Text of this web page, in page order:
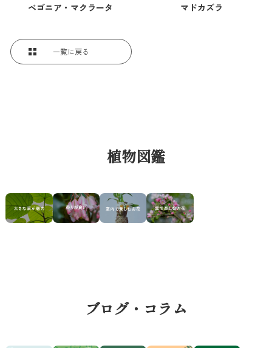
ベゴニア・マクラータ マドカズラ
一覧に戻る
植物図鑑
ブログ・コラム